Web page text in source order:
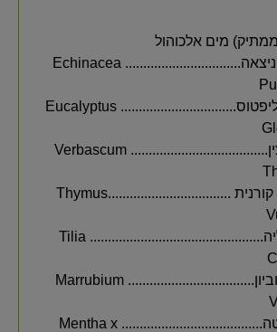
מים אלכוהול
תמצית אכיניצאה................................ Echinacea
תמצית אקליפטוס................................ Eucalyptus
תמצית בוצין...................................... Verbascum
תמצית בת קורנית ..................................Thymus
תמצית טיליה................................................ Tilia
תמצית מרוביון................................... Marrubium
תמצית מנטה....................................... Mentha x